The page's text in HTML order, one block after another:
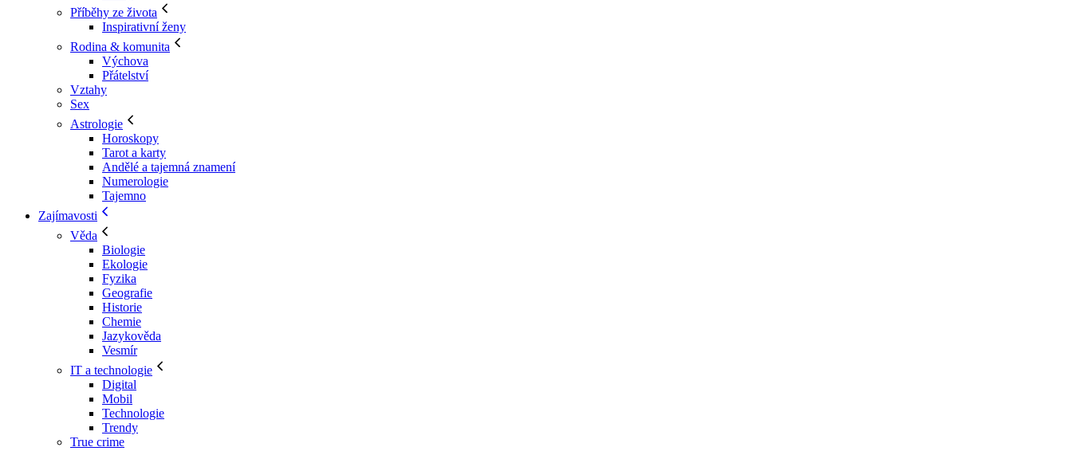
Příběhy ze života
Inspirativní ženy
Rodina & komunita
Výchova
Přátelství
Vztahy
Sex
Astrologie
Horoskopy
Tarot a karty
Andělé a tajemná znamení
Numerologie
Tajemno
Zajímavosti
Věda
Biologie
Ekologie
Fyzika
Geografie
Historie
Chemie
Jazykověda
Vesmír
IT a technologie
Digital
Mobil
Technologie
Trendy
True crime